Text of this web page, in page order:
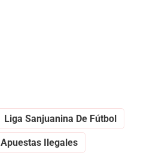
Liga Sanjuanina De Fútbol
Apuestas Ilegales